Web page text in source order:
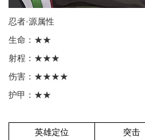
忍者·源属性
生命：★★
射程：★★★
伤害：★★★★
护甲：★★
英雄定位 突击